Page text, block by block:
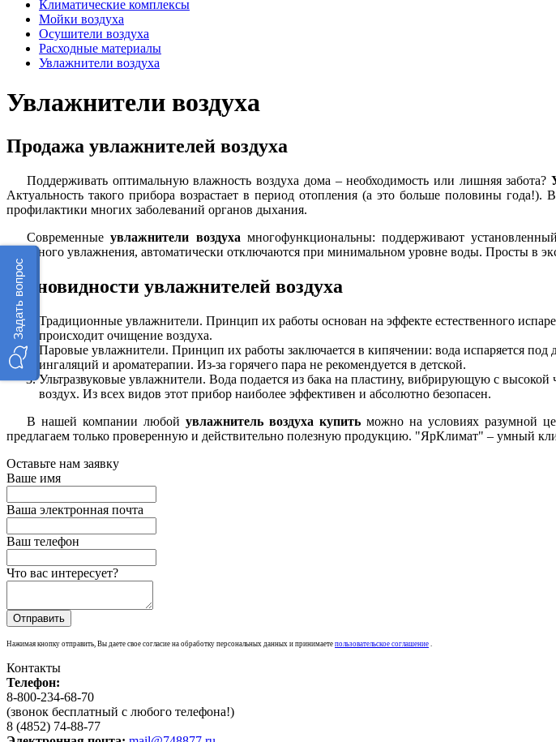
Климатические комплексы
Мойки воздуха
Осушители воздуха
Расходные материалы
Увлажнители воздуха
Увлажнители воздуха
Продажа увлажнителей воздуха
Поддерживать оптимальную влажность воздуха дома – необходимость или лишняя забота?
Актуальность такого прибора возрастает в период отопления (а это больше половины
профилактики многих заболеваний органов дыхания.
Современныеувлажнители воздуха многофункциональны: поддерживают
холодного увлажнения, автоматически отключаются при минимальном уровне воды. Просты в
Разновидности увлажнителей воздуха
Традиционные увлажнители. Принцип их работы основан на эффекте естественного
происходит очищение воздуха.
Паровые увлажнители. Принцип их работы заключается в кипячении: вода испаряется
ингаляций и ароматерапии. Из-за горячего пара не рекомендуется в детской.
Ультразвуковые увлажнители. Вода подается из бака на пластину, вибрирующую с
воздух. Из всех видов этот прибор наиболее эффективен и абсолютно безопасен.
В нашей компании любой увлажнитель воздуха купить можно на условиях разумной
предлагаем только проверенную и действительно полезную продукцию. "ЯрКлимат" – умный
Оставьте нам заявку
Ваше имя
Ваша электронная почта
Ваш телефон
Что вас интересует?
Нажимая кнопку отправить, Вы даете свое согласие на обработку персональных данных и принимаете пользовательское соглашение
Контакты
Телефон:
8-800-234-68-70
(звонок бесплатный с любого телефона!)
8 (4852) 74-88-77
Задать вопрос